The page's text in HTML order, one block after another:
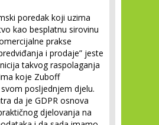
poredak koji uzima
kao besplatnu sirovinu
prakse
i prodaje” jeste
takvog raspolaganja
koje Zuboff
posljednjem djelu.
da je GDPR osnova
djelovanja na